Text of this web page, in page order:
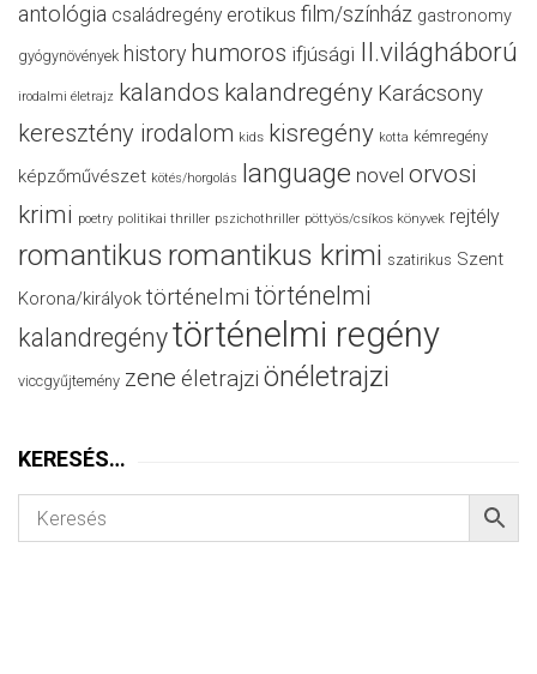
antológia családregény erotikus film/színház gastronomy
gyógynövények history humoros ifjúsági II.világháború
irodalmi életrajz kalandos kalandregény Karácsony
keresztény irodalom kids kisregény kotta kémregény
képzőművészet kötés/horgolás language novel orvosi
krimi poetry politikai thriller pszichothriller pöttyös/csíkos könyvek rejtély
romantikus romantikus krimi szatirikus Szent
Korona/királyok történelmi történelmi
kalandregénytörténelmi regény
viccgyűjtemény zene életrajzi önéletrajzi
KERESÉS…